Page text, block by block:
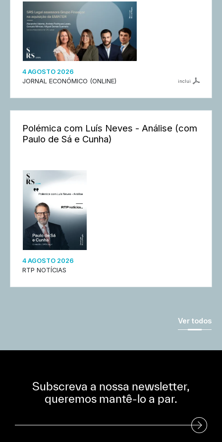
4 AGOSTO 2026
JORNAL ECONÓMICO (ONLINE)
inclui
Polémica com Luís Neves - Análise (com
Paulo de Sá e Cunha)
4 AGOSTO 2026
RTP NOTÍCIAS
Ver todos
Subscreva a nossa newsletter,
queremos mantê-lo a par.
Subscreva a nossa Newsletter